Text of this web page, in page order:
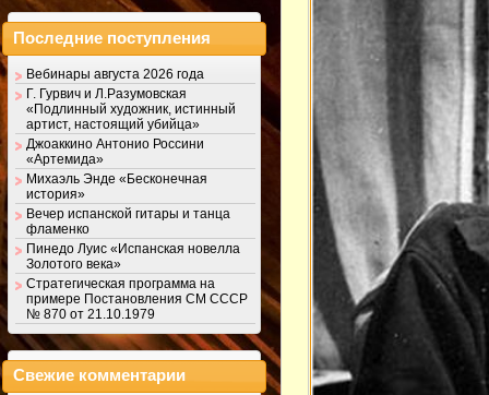
Последние поступления
Вебинары августа 2026 года
Г. Гурвич и Л.Разумовская
«Подлинный художник, истинный
артист, настоящий убийца»
Джоаккино Антонио Россини
«Артемида»
Михаэль Энде «Бесконечная
история»
Вечер испанской гитары и танца
фламенко
Пинедо Луис «Испанская новелла
Золотого века»
Стратегическая программа на
примере Постановления СМ СССР
№ 870 от 21.10.1979
Свежие комментарии